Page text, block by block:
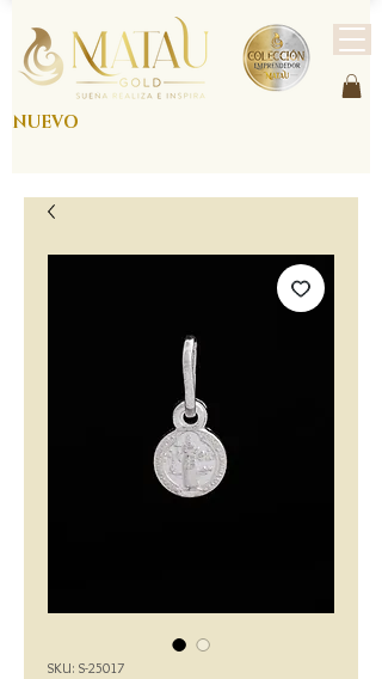
NUEVO
SKU: S-25017